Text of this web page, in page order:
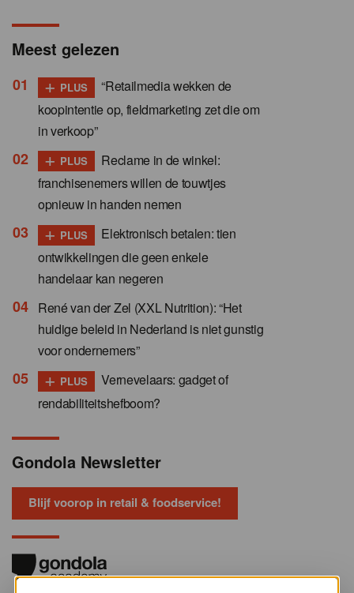
Meest gelezen
+ PLUS
“Retailmedia wekken de
koopintentie op, fieldmarketing zet die om
in verkoop”
+ PLUS
Reclame in de winkel:
franchisenemers willen de touwtjes
opnieuw in handen nemen
+ PLUS
Elektronisch betalen: tien
ontwikkelingen die geen enkele
handelaar kan negeren
René van der Zel (XXL Nutrition): “Het
huidige beleid in Nederland is niet gunstig
voor ondernemers”
+ PLUS
Vernevelaars: gadget of
rendabiliteitshefboom?
Gondola Newsletter
Blijf voorop in retail & foodservice!